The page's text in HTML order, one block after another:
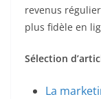
revenus
plus fidèle en
Sélection
La